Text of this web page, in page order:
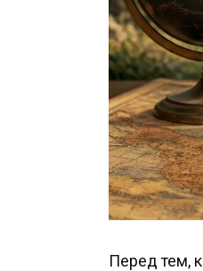
Перед тем,